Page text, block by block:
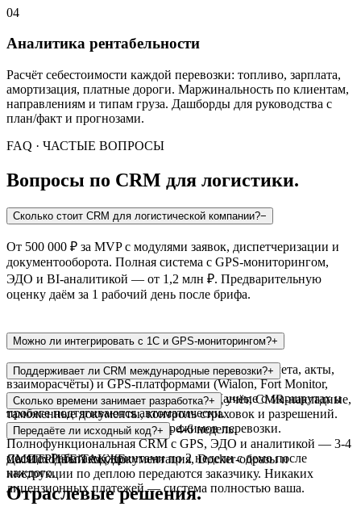
04
Аналитика рентабельности
Расчёт себестоимости каждой перевозки: топливо, зарплата,
амортизация, платные дороги. Маржинальность по клиентам,
направлениям и типам груза. Дашборды для руководства с
план/факт и прогнозами.
FAQ · ЧАСТЫЕ ВОПРОСЫ
Вопросы по CRM для логистики.
Сколько стоит CRM для логистической компании?−
От 500 000 ₽ за MVP с модулями заявок, диспетчеризации и
документооборота. Полная система с GPS-мониторингом,
ЭДО и BI-аналитикой — от 1,2 млн ₽. Предварительную
оценку даём за 1 рабочий день после брифа.
Можно ли интегрировать с 1С и GPS-мониторингом?+
Да. Реализуем интеграцию с 1С:Бухгалтерией (счета, акты,
взаиморасчёты) и GPS-платформами (Wialon, Fort Monitor,
Автограф, Глонассофт) через их API. Данные о маршрутах и
пробеге подтягиваются автоматически.
Поддерживает ли CRM международные перевозки?+
Да. Модуль включает мультивалютный учёт, CMR-накладные,
таможенные документы, контроль страховок и разрешений.
Поддержка TIR, T1 и других режимов перевозки.
Сколько времени занимает разработка?+
MVP с базовыми модулями — 4-6 недель.
Полнофункциональная CRM с GPS, ЭДО и аналитикой — 3-4
месяца. Работаем спринтами по 2 недели с демо после
каждого.
Передаёте ли исходный код?+
Да. Исходный код, документация, Docker-образы и
инструкции по деплою передаются заказчику. Никаких
лицензионных платежей — система полностью ваша.
СМОТРИТЕ ТАКЖЕ
Отраслевые решения.